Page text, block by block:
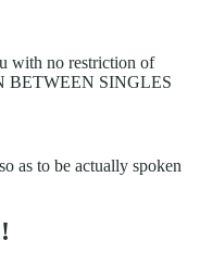
with no restriction of
BETWEEN SINGLES
as to be actually spoken